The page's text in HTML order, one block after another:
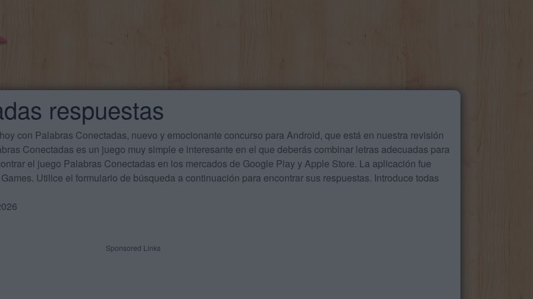
respuestas
con Palabras Conectadas, nuevo y emocionante concurso para Android, que está en nuestra revisión
Conectadas es un juego muy simple e interesante en el que deberás combinar letras adecuadas para
el juego Palabras Conectadas en los mercados de Google Play y Apple Store. La aplicación fue
Utilice el formulario de búsqueda a continuación para encontrar sus respuestas. Introduce todas
Sponsored Links